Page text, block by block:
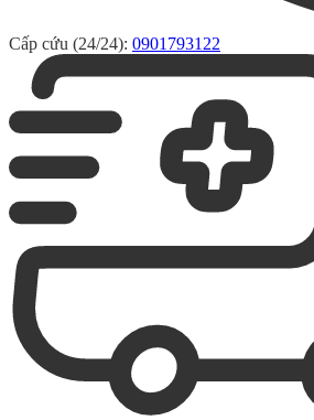
Cấp cứu (24/24): 0901793122